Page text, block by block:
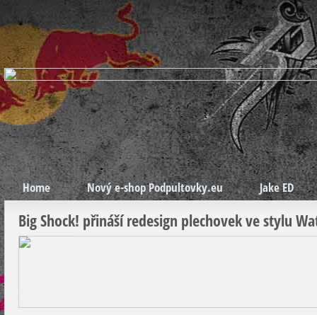
Home Nový e-shop Podpultovky.eu Jake ED
Big Shock! přináší redesign plechovek ve stylu